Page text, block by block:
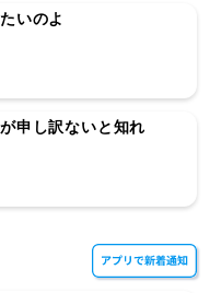
いのよ
申し訳ないと知れ